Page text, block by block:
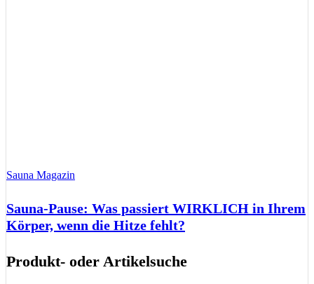
Sauna Magazin
Sauna-Pause: Was passiert WIRKLICH in Ihrem
Körper, wenn die Hitze fehlt?
Produkt- oder Artikelsuche